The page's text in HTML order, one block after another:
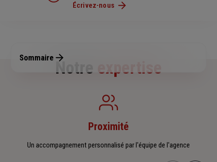
Écrivez-nous
Sommaire
Notre expertise
Proximité
Un accompagnement personnalisé par l'équipe de l'agence